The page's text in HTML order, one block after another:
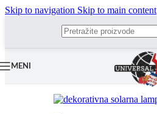
Skip to navigation Skip to main content
MENI